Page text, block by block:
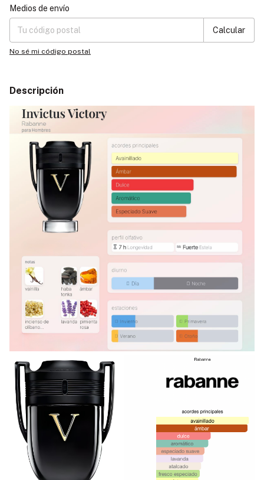
Entregas para el CP:
Medios de envío
Calcular
No sé mi código postal
Descripción